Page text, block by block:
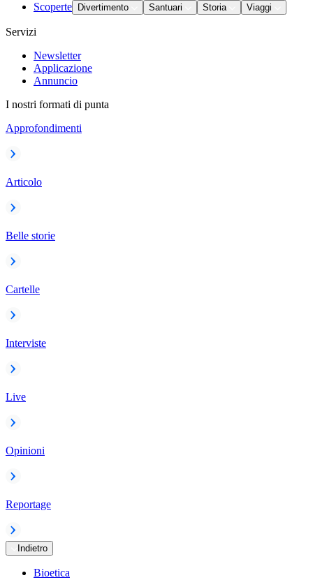
Scoperte Divertimento Santuari Storia Viaggi
Servizi
Newsletter
Applicazione
Annuncio
I nostri formati di punta
Approfondimenti
Articolo
Belle storie
Cartelle
Interviste
Live
Opinioni
Reportage
Indietro
Bioetica